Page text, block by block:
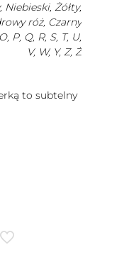
Niebieski, Żółty,
róż, Czarny
P, Q, R, S, T, U,
V, W, Y, Z, Ż
to subtelny